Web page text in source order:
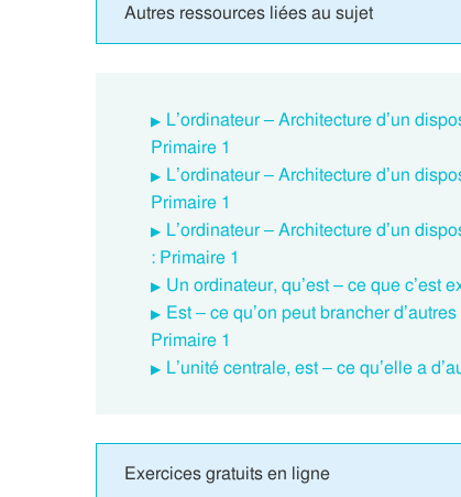
Autres ressources liées au sujet
L’ordinateur – Architecture d’un
Primaire 1
L’ordinateur – Architecture d’un
Primaire 1
L’ordinateur – Architecture d’un
: Primaire 1
Un ordinateur, qu’est – ce que c’est
Est – ce qu’on peut brancher
Primaire 1
L’unité centrale, est – ce qu’elle a
Exercices gratuits en ligne